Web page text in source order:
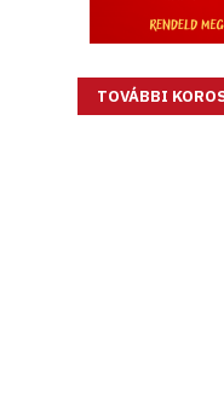
TOVÁBBI